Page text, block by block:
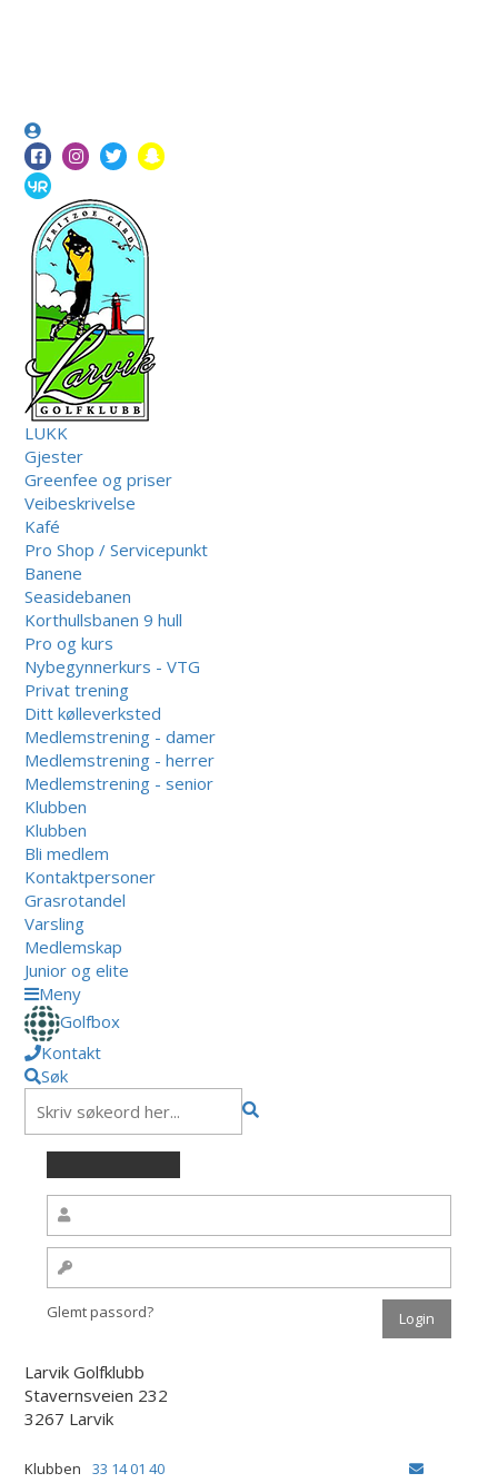
LUKK
Gjester
Greenfee og priser
Veibeskrivelse
Kafé
Pro Shop / Servicepunkt
Banene
Seasidebanen
Korthullsbanen 9 hull
Pro og kurs
Nybegynnerkurs - VTG
Privat trening
Ditt kølleverksted
Medlemstrening - damer
Medlemstrening - herrer
Medlemstrening - senior
Klubben
Klubben
Bli medlem
Kontaktpersoner
Grasrotandel
Varsling
Medlemskap
Junior og elite
Meny
Golfbox
Kontakt
Søk
Glemt passord?
Larvik Golfklubb
Stavernsveien 232
3267 Larvik
Klubben 33 14 01 40